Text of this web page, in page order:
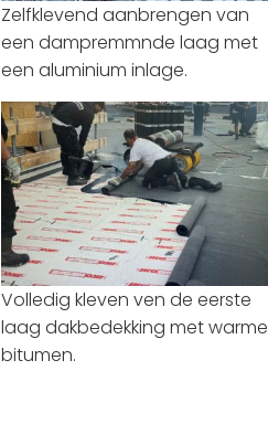
Zelfklevend aanbrengen van
een dampremmnde laag met
een aluminium inlage.
Volledig kleven ven de eerste
laag dakbedekking met warme
bitumen.